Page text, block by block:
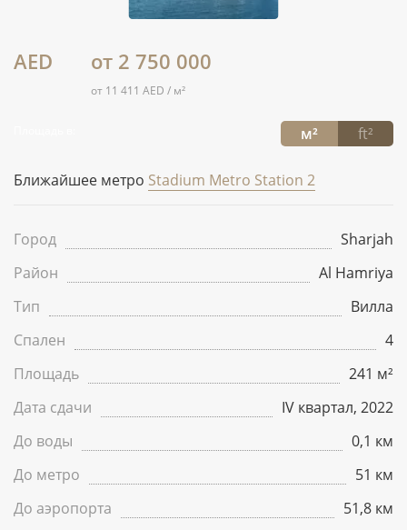
AED от 2 750 000
от 11 411 AED / м²
м² ft²
Ближайшее метро Stadium Metro Station 2
Город
Sharjah
Район
Al Hamriya
Тип
Вилла
Спален
4
Площадь
241 м²
Дата сдачи
IV квартал, 2022
До воды
0,1 км
До метро
51 км
До аэропорта
51,8 км